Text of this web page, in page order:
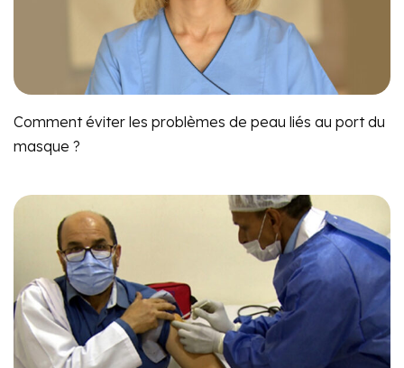
Comment éviter les problèmes de peau liés au port du
masque ?